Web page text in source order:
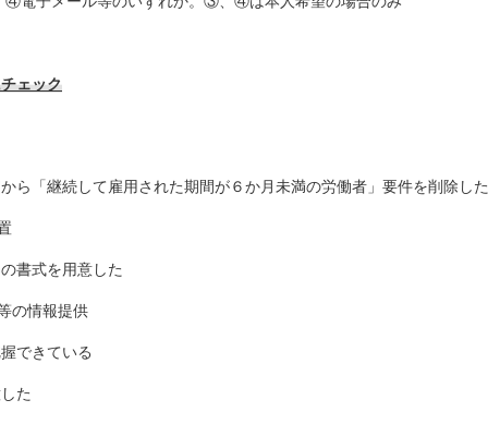
ェック
ら「継続して雇用された期間が６か月未満の労働者」要件を削除した
書式を用意した
の情報提供
できている
た